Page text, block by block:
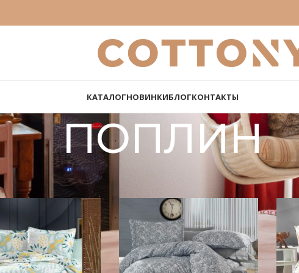
КАТАЛОГНОВИНКИБЛОГКОНТАКТЫ
ПОПЛИН
Product Tip țesătură ПОПЛИН